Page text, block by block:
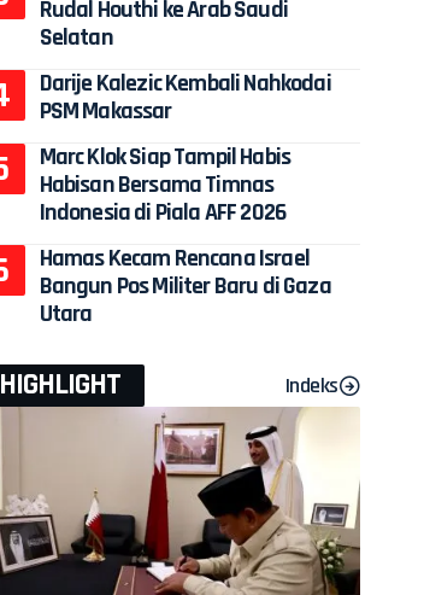
Rudal Houthi ke Arab Saudi
Selatan
Darije Kalezic Kembali Nahkodai
PSM Makassar
Marc Klok Siap Tampil Habis
Habisan Bersama Timnas
Indonesia di Piala AFF 2026
Hamas Kecam Rencana Israel
Bangun Pos Militer Baru di Gaza
Utara
HIGHLIGHT Indeks